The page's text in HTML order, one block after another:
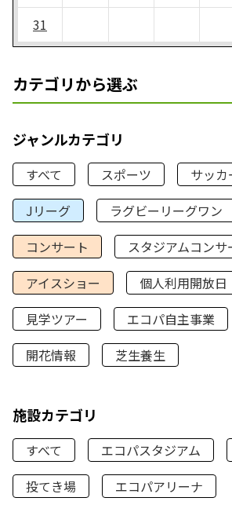
31
カテゴリから選ぶ
ジャンルカテゴリ
すべて スポーツ
サッカ
Jリーグ
ラグビーリーグワン
コンサート
スタジアムコンサ
アイスショー
個人利用開放日
見学ツアー
エコパ自主事業
開花情報
芝生養生
施設カテゴリ
すべて エコパスタジアム
投てき場
エコパアリーナ